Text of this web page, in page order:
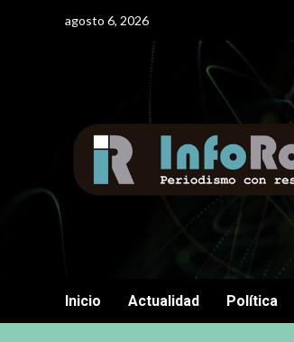
agosto 6, 2026
Inicio Actualidad Política